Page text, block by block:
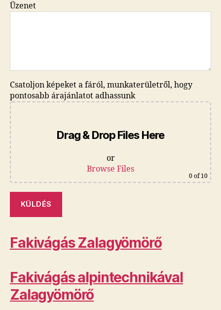
Üzenet
Csatoljon képeket a fáról, munkaterületről, hogy
pontosabb árajánlatot adhassunk
Drag & Drop Files Here
or
Browse Files
0 of 10
Fakivágás Zalagyömörő
Fakivágás alpintechnikával
Zalagyömörő